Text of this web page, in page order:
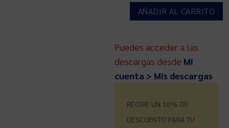
AÑADIR AL CARRITO
Puedes acceder a las
descargas desde Mi
cuenta > Mis descargas
RECIBE UN 10% DE
DESCUENTO PARA TU